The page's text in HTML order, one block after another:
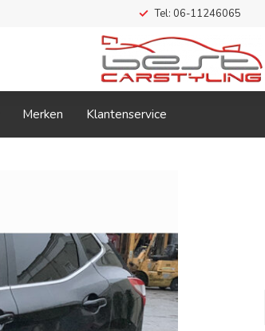
Tel: 06-11246065
Merken Klantenservice